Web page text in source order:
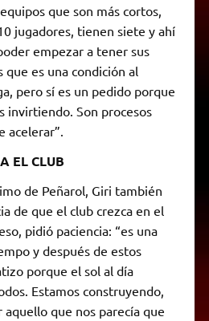
que son más cortos,
jugadores, tienen siete y ahí
empezar a tener sus
que es una condición al
pero sí es un pedido porque
invirtiendo. Son procesos
acelerar”.
EL CLUB
de Peñarol, Giri también
de que el club crezca en el
pidió paciencia: “es una
y después de estos
porque el sol al día
Estamos construyendo,
que nos parecía que